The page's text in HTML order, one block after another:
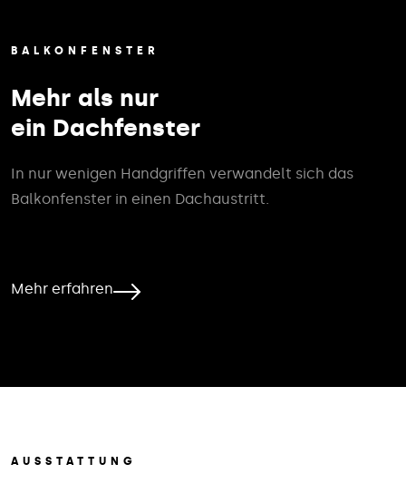
BALKONFENSTER
Mehr als nur
ein Dachfenster
In nur wenigen Handgriffen verwandelt sich das
Balkonfenster in einen Dachaustritt.
Mehr erfahren
AUSSTATTUNG